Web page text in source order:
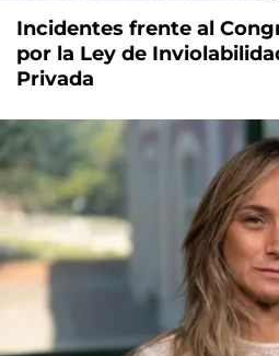
Incidentes frente al
por la Ley de
Privada